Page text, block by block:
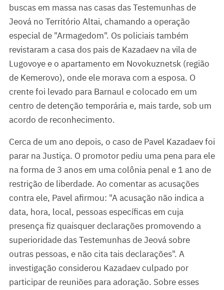
buscas em massa nas casas das Testemunhas de
Jeová no Território Altai, chamando a operação
especial de "Armagedom". Os policiais também
revistaram a casa dos pais de Kazadaev na vila de
Lugovoye e o apartamento em Novokuznetsk (região
de Kemerovo), onde ele morava com a esposa. O
crente foi levado para Barnaul e colocado em um
centro de detenção temporária e, mais tarde, sob um
acordo de reconhecimento.
Cerca de um ano depois, o caso de Pavel Kazadaev foi
parar na Justiça. O promotor pediu uma pena para ele
na forma de 3 anos em uma colônia penal e 1 ano de
restrição de liberdade. Ao comentar as acusações
contra ele, Pavel afirmou: "A acusação não indica a
data, hora, local, pessoas específicas em cuja
presença fiz quaisquer declarações promovendo a
superioridade das Testemunhas de Jeová sobre
outras pessoas, e não cita tais declarações". A
investigação considerou Kazadaev culpado por
participar de reuniões para adoração. Sobre esses